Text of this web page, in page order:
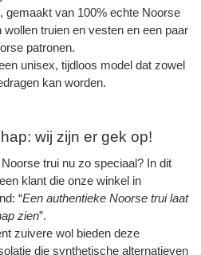
gemaakt van 100% echte Noorse
truien en vesten en een paar
patronen.
unisex, tijdloos model dat zowel
kan worden.
wij zijn er gek op!
trui nu zo speciaal? In dit
klant die onze winkel in
“Een authentieke Noorse trui laat
zien”.
zuivere wol bieden deze
die synthetische alternatieven